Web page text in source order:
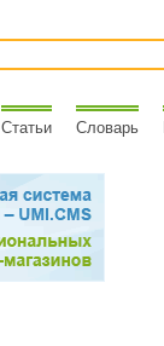
Статьи Словарь